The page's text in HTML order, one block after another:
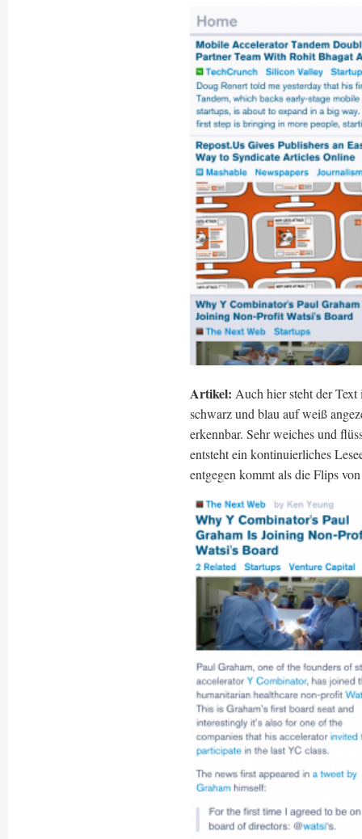
Artikel: Auch hier steht der
schwarz und blau auf weiß
erkennbar. Sehr weiches und
entsteht ein kontinuierliches
entgegen kommt als die Flips